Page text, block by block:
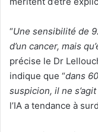
“Une sensibilité de
d’un cancer, mais
précise le Dr
indique que “dans
suspicion, il ne
l’IA a tendance à